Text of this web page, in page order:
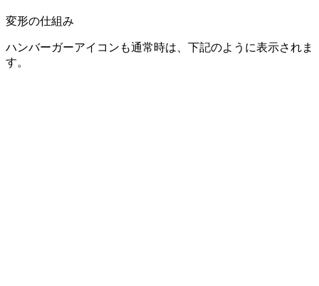
変形の仕組み
ハンバーガーアイコンも通常時は、下記のように表示されま
す。